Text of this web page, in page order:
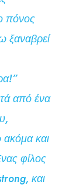
πόνος
ξαναβρεί
από ένα
και
φίλος
και